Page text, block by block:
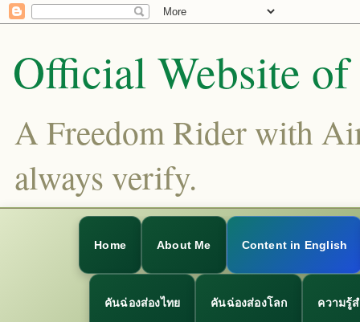
Official Website
A Freedom Rider with
always verify.
Home About Me Content in English
คันฉ่องส่องไทย คันฉ่องส่องโลก ความรู้